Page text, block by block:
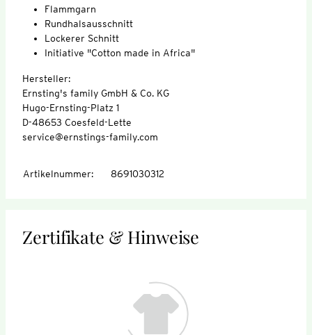
Flammgarn
Rundhalsausschnitt
Lockerer Schnitt
Initiative "Cotton made in Africa"
Hersteller:
Ernsting's family GmbH & Co. KG
Hugo-Ernsting-Platz 1
D-48653 Coesfeld-Lette
service@ernstings-family.com
Artikelnummer: 8691030312
Zertifikate & Hinweise